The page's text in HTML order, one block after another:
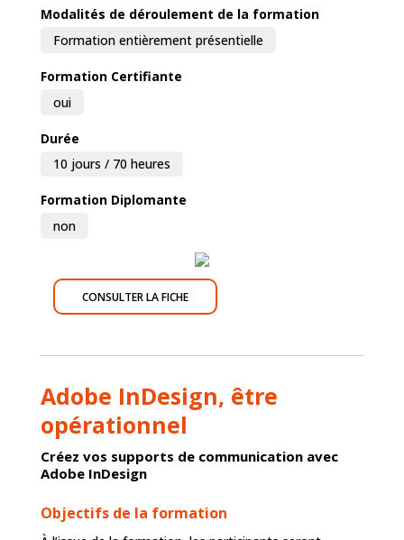
Modalités de déroulement de la formation
Formation entièrement présentielle
Formation Certifiante
oui
Durée
10 jours / 70 heures
Formation Diplomante
non
CONSULTER LA FICHE
Adobe InDesign, être
opérationnel
Créez vos supports de communication avec
Adobe InDesign
Objectifs de la formation